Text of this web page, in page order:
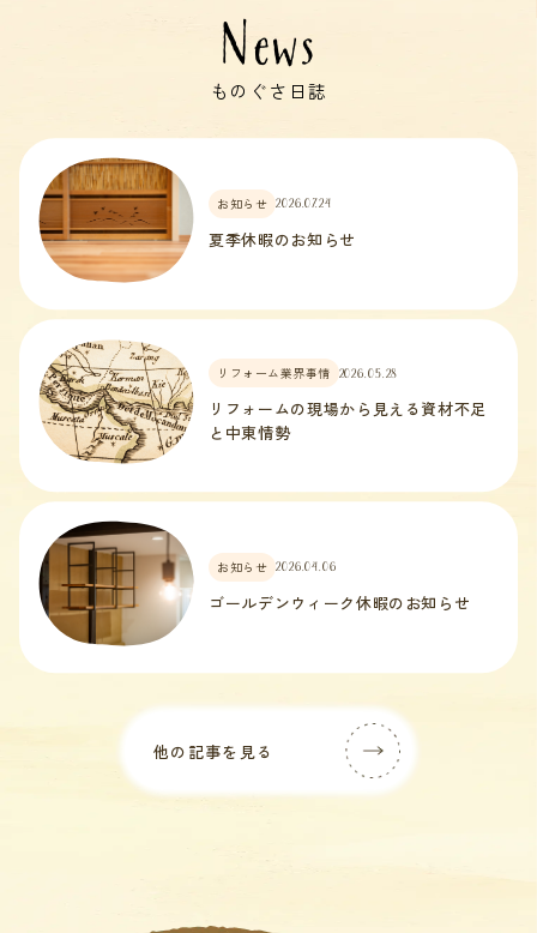
News
ものぐさ日誌
お知らせ 2026.07.24
夏季休暇のお知らせ
リフォーム業界事情 2026.05.28
リフォームの現場から見える資材不足
と中東情勢
お知らせ 2026.04.06
ゴールデンウィーク休暇のお知らせ
他の記事を見る